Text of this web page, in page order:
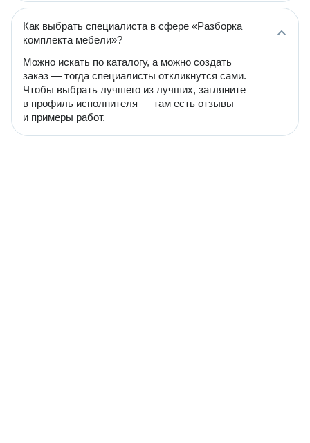
Как выбрать специалиста в сфере «Разборка
комплекта мебели»?
Можно искать по каталогу, а можно создать
заказ — тогда специалисты откликнутся сами.
Чтобы выбрать лучшего из лучших, загляните
в профиль исполнителя — там есть отзывы
и примеры работ.